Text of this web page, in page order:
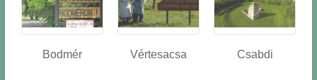
Bodmér Vértesacsa Csabdi